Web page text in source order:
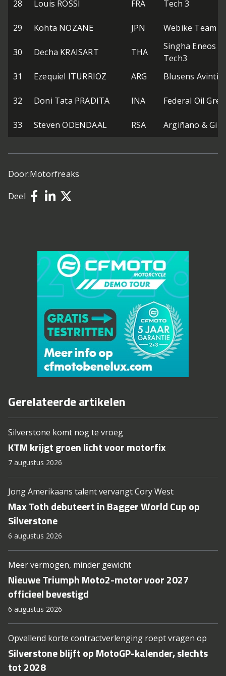
28 Louis ROSSI FRA Tech 3
29 Kohta NOZANE JPN Webike Team
30 Decha KRAISART THA
Singha Eneos
Tech3
31
Ezequiel ITURRIOZ ARG Blusens Avintia
32 Doni Tata PRADITA INA Federal Oil
33 Steven ODENDAAL RSA Argiñano &
Door:Motorfreaks
Deel
Gerelateerde artikelen
Silverstone komt nog te vroeg
KTM krijgt groen licht voor motorfix
7 augustus 2026
Jong Amerikaans talent vervangt Cory West
Max Toth debuteert in Bagger World Cup op
Silverstone
6 augustus 2026
Meer vermogen, minder gewicht
Nieuwe Triumph Moto2-motor voor 2027
officieel bevestigd
6 augustus 2026
Opvallend korte contractverlenging roept vragen op
Silverstone blijft op MotoGP-kalender, slechts
tot 2028